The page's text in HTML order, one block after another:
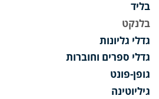
בליד
בלנקט
גדלי גליונות
גדלי ספרים וחוברות
גופן-פונט
גיליוטינה